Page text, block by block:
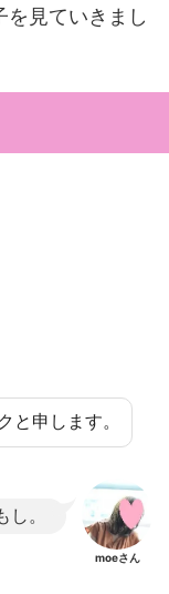
見ていきまし
と申します。
。
moeさん